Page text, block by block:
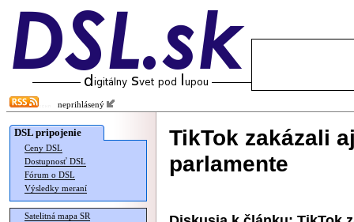
neprihlásený
DSL pripojenie
Ceny DSL
Dostupnosť DSL
Fórum o DSL
Výsledky meraní
Satelitná mapa SR
TikTok zakázali
parlamente